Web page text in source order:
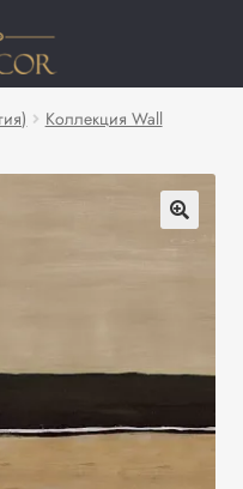
Коллекция Wall